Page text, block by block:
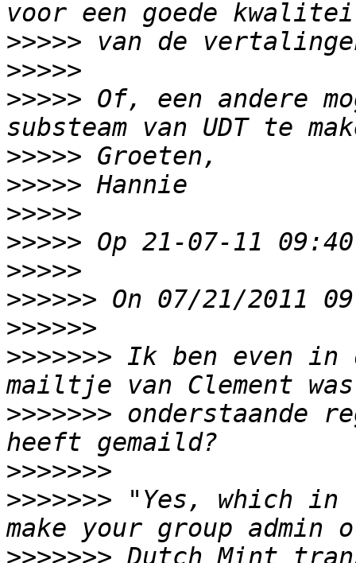
>>>>>
>>>>>
>>>>> Of, een andere
>>>>>
>>>>>
>>>>>
>>>>>
>>>>>
>>>>>>
>>>>>>
>>>>>>> Ik ben even in
>>>>>>> onderstaande
>>>>>>>
>>>>>>> "Yes, which in
>>>>>>>